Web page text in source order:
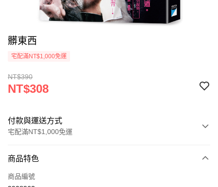
髒東西
宅配滿NT$1,000免運
NT$390
NT$308
付款與運送方式
宅配滿NT$1,000免運
icash Pay
信用卡一次付款
商品特色
商品編號